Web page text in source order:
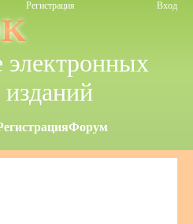
Регистрация Вход
электронных
Форум